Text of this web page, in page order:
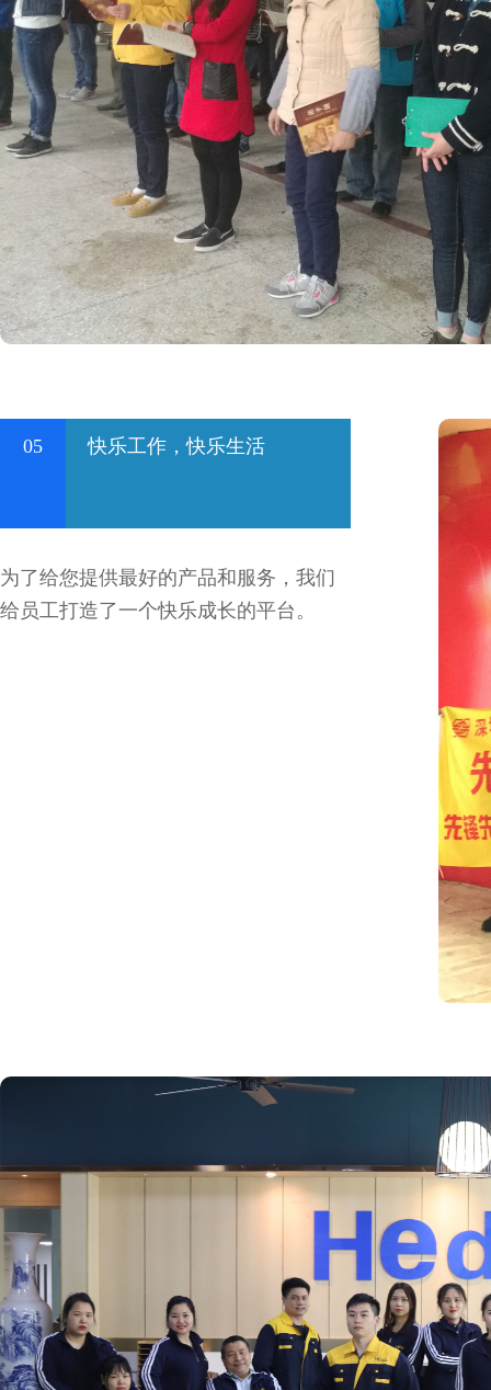
05 快乐工作，快乐生活
为了给您提供最好的产品和服务，我们
给员工打造了一个快乐成长的平台。